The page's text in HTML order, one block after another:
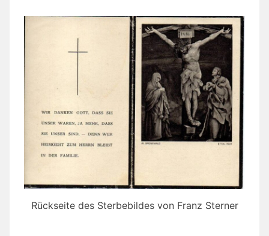
Rückseite des Sterbebildes von Franz Sterner